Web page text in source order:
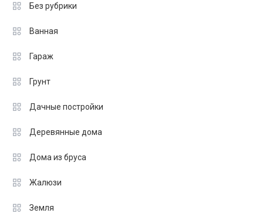
Без рубрики
Ванная
Гараж
Грунт
Дачные постройки
Деревянные дома
Дома из бруса
Жалюзи
Земля